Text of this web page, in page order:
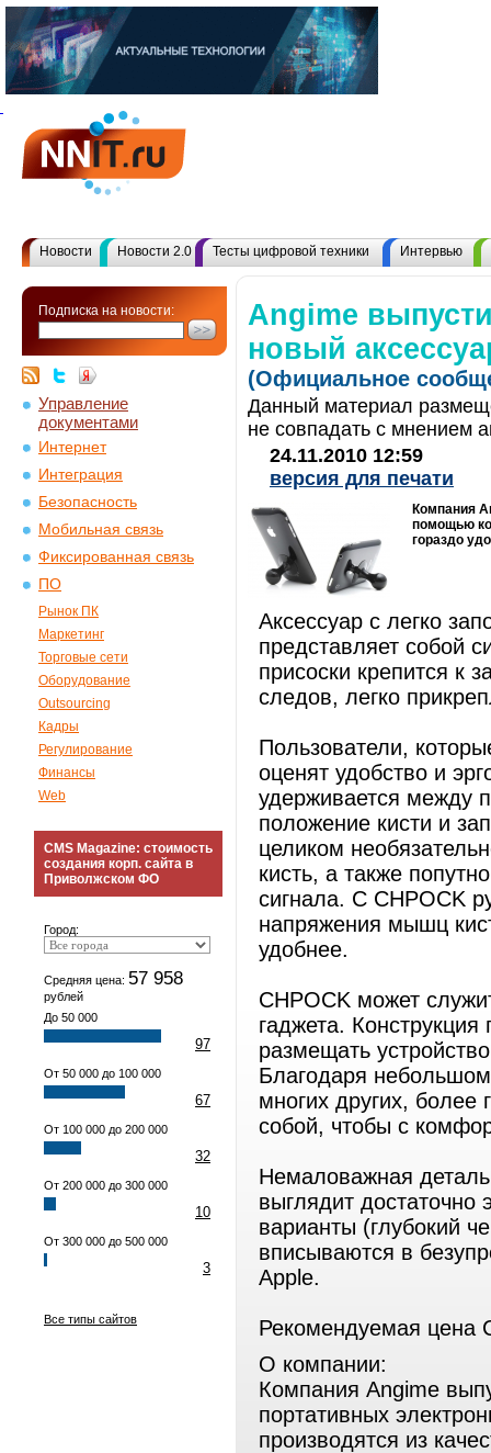
Новости Новости 2.0 Тесты цифровой техники Интервью
Подписка на новости:
Управление
документами
Интернет
Интеграция
Безопасность
Мобильная связь
Фиксированная связь
ПО
Рынок ПК
Маркетинг
Торговые сети
Оборудование
Outsourcing
Кадры
Регулирование
Финансы
Web
CMS Magazine: стоимость
создания корп. сайта в
Приволжском ФО
Город:
Средняя цена: 57 958
рублей
До 50 000
97
От 50 000 до 100 000
67
От 100 000 до 200 000
32
От 200 000 до 300 000
10
От 300 000 до 500 000
3
Все типы сайтов
Angime
новый
(Официальное
Данный материал
не совпадать с мнением
24.11.2010 12:59
версия для печати
Компания
помощью
гораздо
Аксессуар с легко
представляет собой
присоски крепится к
следов, легко
Пользователи,
оценят удобство и
удерживается между
положение кисти и
целиком
кисть, а также
сигнала. С CHPOCK
напряжения мышц
удобнее.
CHPOCK может
гаджета. Конструкция
размещать
Благодаря
многих других, более
собой, чтобы с
Немаловажная
выглядит
варианты (глубокий
вписываются в
Apple.
Рекомендуемая цена
О компании:
Компания Angime
портативных
производятся из